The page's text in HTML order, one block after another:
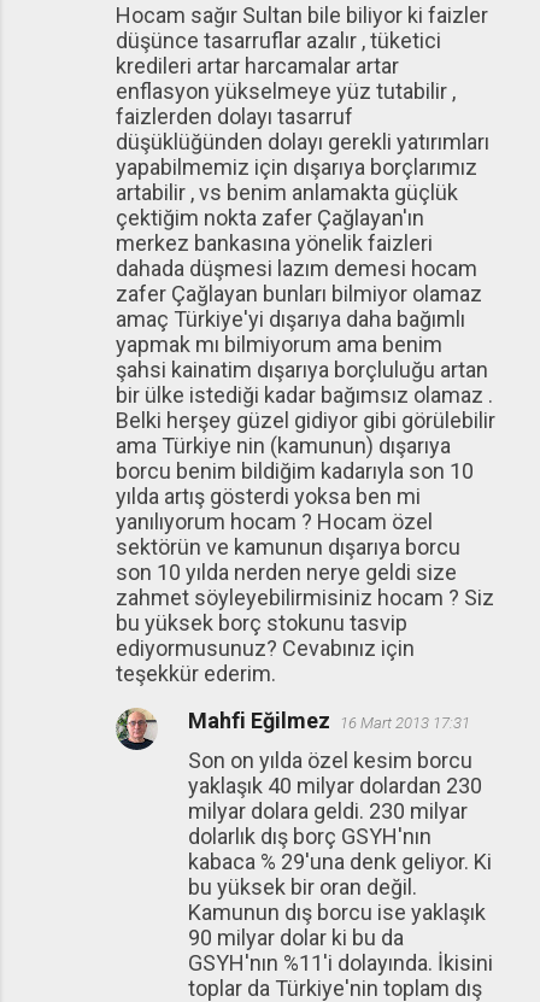
Hocam sağır Sultan bile biliyor ki faizler
düşünce tasarruflar azalır , tüketici
kredileri artar harcamalar artar
enflasyon yükselmeye yüz tutabilir ,
faizlerden dolayı tasarruf
düşüklüğünden dolayı gerekli yatırımları
yapabilmemiz için dışarıya borçlarımız
artabilir , vs benim anlamakta güçlük
çektiğim nokta zafer Çağlayan'ın
merkez bankasına yönelik faizleri
dahada düşmesi lazım demesi hocam
zafer Çağlayan bunları bilmiyor olamaz
amaç Türkiye'yi dışarıya daha bağımlı
yapmak mı bilmiyorum ama benim
şahsi kainatim dışarıya borçluluğu artan
bir ülke istediği kadar bağımsız olamaz .
Belki herşey güzel gidiyor gibi görülebilir
ama Türkiye nin (kamunun) dışarıya
borcu benim bildiğim kadarıyla son 10
yılda artış gösterdi yoksa ben mi
yanılıyorum hocam ? Hocam özel
sektörün ve kamunun dışarıya borcu
son 10 yılda nerden nerye geldi size
zahmet söyleyebilirmisiniz hocam ? Siz
bu yüksek borç stokunu tasvip
ediyormusunuz? Cevabınız için
teşekkür ederim.
Mahfi Eğilmez 16 Mart 2013 17:31
Son on yılda özel kesim borcu
yaklaşık 40 milyar dolardan 230
milyar dolara geldi. 230 milyar
dolarlık dış borç GSYH'nın
kabaca % 29'una denk geliyor. Ki
bu yüksek bir oran değil.
Kamunun dış borcu ise yaklaşık
90 milyar dolar ki bu da
GSYH'nın %11'i dolayında. İkisini
toplar da Türkiye'nin toplam dış